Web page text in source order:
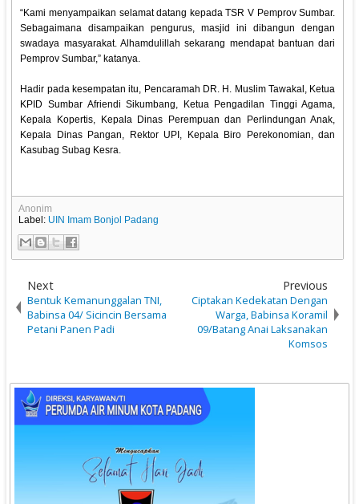
“Kami menyampaikan selamat datang kepada TSR V Pemprov Sumbar.
Sebagaimana disampaikan pengurus, masjid ini dibangun dengan
swadaya masyarakat. Alhamdulillah sekarang mendapat bantuan dari
Pemprov Sumbar,” katanya.
Hadir pada kesempatan itu, Pencaramah DR. H. Muslim Tawakal, Ketua
KPID Sumbar Afriendi Sikumbang, Ketua Pengadilan Tinggi Agama,
Kepala Kopertis, Kepala Dinas Perempuan dan Perlindungan Anak,
Kepala Dinas Pangan, Rektor UPI, Kepala Biro Perekonomian, dan
Kasubag Subag Kesra.
Anonim
Label: UIN Imam Bonjol Padang
Next
Bentuk Kemanunggalan TNI,
Babinsa 04/ Sicincin Bersama
Petani Panen Padi
Previous
Ciptakan Kedekatan Dengan
Warga, Babinsa Koramil
09/Batang Anai Laksanakan
Komsos